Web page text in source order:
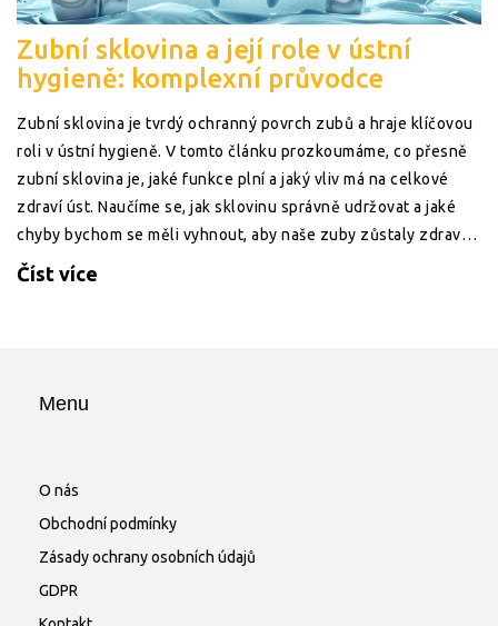
Zubní sklovina a její role v ústní
hygieně: komplexní průvodce
Zubní sklovina je tvrdý ochranný povrch zubů a hraje klíčovou
roli v ústní hygieně. V tomto článku prozkoumáme, co přesně
zubní sklovina je, jaké funkce plní a jaký vliv má na celkové
zdraví úst. Naučíme se, jak sklovinu správně udržovat a jaké
chyby bychom se měli vyhnout, aby naše zuby zůstaly zdravé
a silné co nejdéle.
Číst více
Menu
O nás
Obchodní podmínky
Zásady ochrany osobních údajů
GDPR